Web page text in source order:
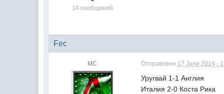
14 сообщений
Fec
МС Отправлено 17 June 2014 -
Уругвай 1-1 Англия
Италия 2-0 Коста Рика